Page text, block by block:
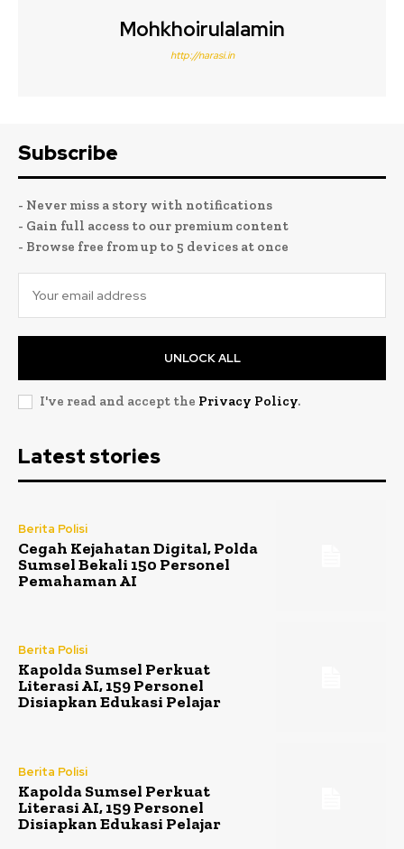
Mohkhoirulalamin
http://narasi.in
Subscribe
- Never miss a story with notifications
- Gain full access to our premium content
- Browse free from up to 5 devices at once
UNLOCK ALL
I've read and accept the Privacy Policy.
Latest stories
Berita Polisi
Cegah Kejahatan Digital, Polda
Sumsel Bekali 150 Personel
Pemahaman AI
Berita Polisi
Kapolda Sumsel Perkuat
Literasi AI, 159 Personel
Disiapkan Edukasi Pelajar
Berita Polisi
Kapolda Sumsel Perkuat
Literasi AI, 159 Personel
Disiapkan Edukasi Pelajar